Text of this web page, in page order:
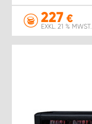
227 €
EXKL. 21 % MWST.